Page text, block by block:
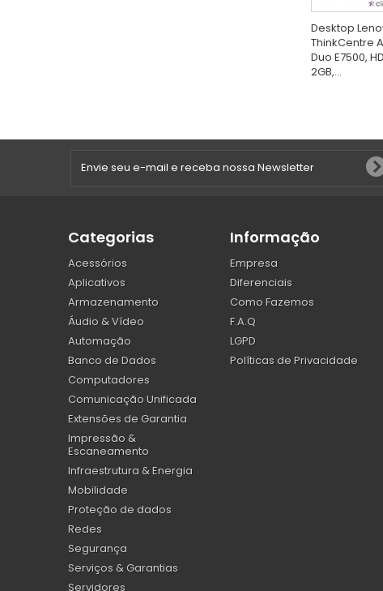
Desktop
ThinkCentre
Duo E7500,
2GB,...
Categorias
Acessórios
Aplicativos
Armazenamento
Áudio & Vídeo
Automação
Banco de Dados
Computadores
Comunicação Unificada
Extensões de Garantia
Impressão &
Escaneamento
Infraestrutura & Energia
Mobilidade
Proteção de dados
Redes
Segurança
Serviços & Garantias
Servidores
Informação
Empresa
Diferenciais
Como Fazemos
F.A.Q
LGPD
Políticas de Privacidade